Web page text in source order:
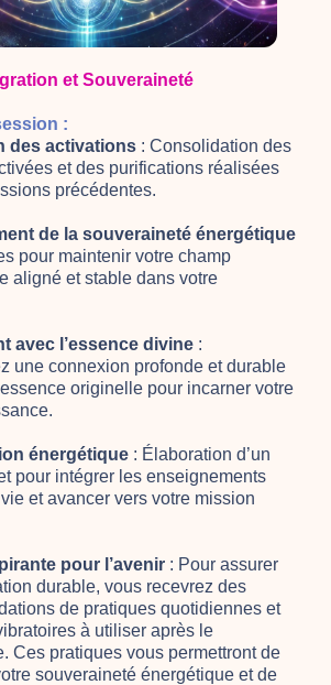
et Souveraineté
:
des activations : Consolidation des
et des purifications réalisées
précédentes.
de la souveraineté énergétique
pour maintenir votre champ
aligné et stable dans votre
avec l’essence divine :
une connexion profonde et durable
originelle pour incarner votre
énergétique : Élaboration d’un
pour intégrer les enseignements
et avancer vers votre mission
pour l’avenir : Pour assurer
durable, vous recevrez des
de pratiques quotidiennes et
à utiliser après le
Ces pratiques vous permettront de
souveraineté énergétique et de